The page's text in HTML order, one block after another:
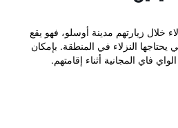
خلال زيارتهم مدينة أوسلو، فهو يقع
النزلاء في المنطقة. بإمكان
فاي المجانية أثناء إقامتهم.